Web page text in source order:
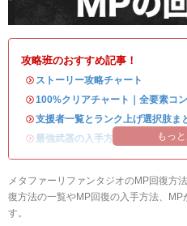
攻略班のおすすめ記事！
・ ストーリー攻略チャート
・100%クリアチャート｜全要素コ
・支援者一覧とランク上げ選択肢ま
・最強武器の入手方法 もっ
メタファーリファンタジオのMP回復方
復方法の一覧やMP回復の入手方法、
す。